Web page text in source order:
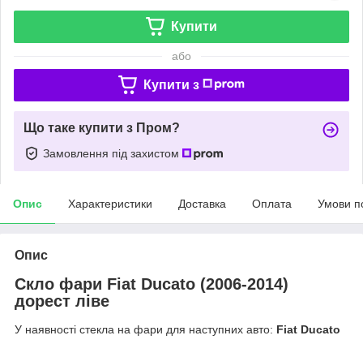
Купити
або
Купити з
Що таке купити з Пром?
Замовлення під захистом
Опис Характеристики Доставка Оплата Умови
Опис
Скло фари Fiat Ducato (2006-2014)
дорест ліве
У наявності стекла на фари для наступних авто: Fiat Ducato